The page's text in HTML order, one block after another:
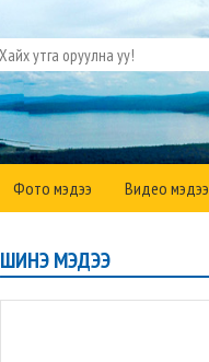
Фото мэдээ Видео мэдээ
ШИНЭ МЭДЭЭ